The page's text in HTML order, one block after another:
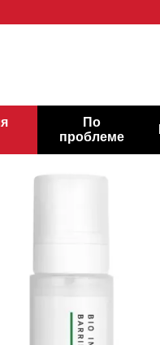
По
проблеме